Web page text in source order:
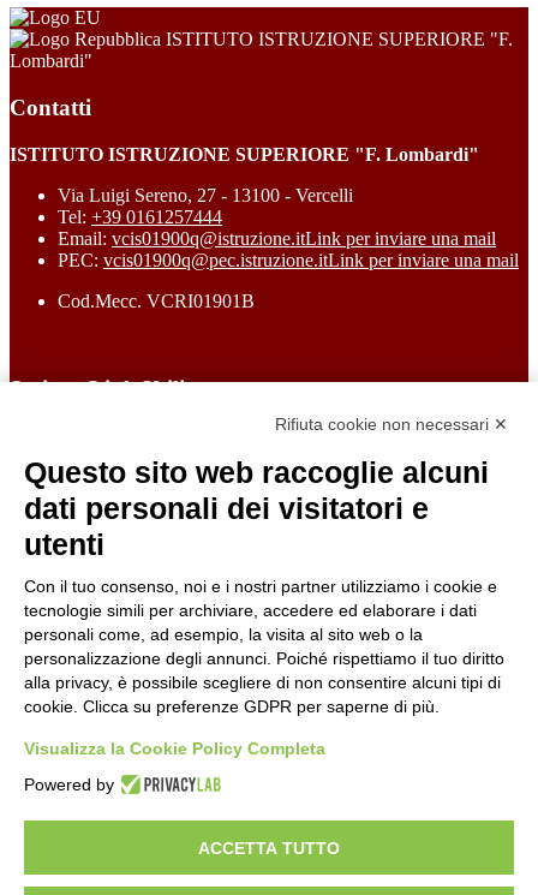
ISTITUTO ISTRUZIONE SUPERIORE "F.
Lombardi"
Contatti
ISTITUTO ISTRUZIONE SUPERIORE "F. Lombardi"
Via Luigi Sereno, 27 - 13100 - Vercelli
Tel: +39 0161257444
Email: vcis01900q@istruzione.itLink per inviare una mail
PEC: vcis01900q@pec.istruzione.itLink per inviare una mail
Cod.Mecc. VCRI01901B
Sezione Link Utili
Informativa Privacy
Ufficio Relazioni con il Pubblico
Dichiarazione di accessibilità
Obiettivi di accessibilità
Gestione consensi cookie
Amministrazione trasparente
Pagina visualizzata
123578 volte
Sezione Copyright
Copyright 2026 | Engineered and powered by Gruppo Spaggiari
Parma S.p.A. | Divisione Publishing & New Social Media
Rifiuta cookie non necessari ✕
Questo sito web raccoglie alcuni
dati personali dei visitatori e
utenti
Con il tuo consenso, noi e i nostri partner utilizziamo i cookie e
tecnologie simili per archiviare, accedere ed elaborare i dati
personali come, ad esempio, la visita al sito web o la
personalizzazione degli annunci. Poiché rispettiamo il tuo diritto
alla privacy, è possibile scegliere di non consentire alcuni tipi di
cookie. Clicca su preferenze GDPR per saperne di più.
Visualizza la Cookie Policy Completa
Powered by
ACCETTA TUTTO